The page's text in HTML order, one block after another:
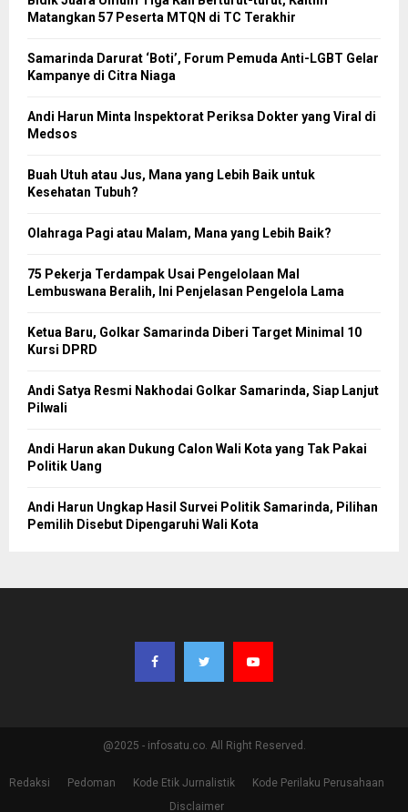
Matangkan 57 Peserta MTQN di TC Terakhir
Samarinda Darurat ‘Boti’, Forum Pemuda Anti-LGBT Gelar
Kampanye di Citra Niaga
Andi Harun Minta Inspektorat Periksa Dokter yang Viral di
Medsos
Buah Utuh atau Jus, Mana yang Lebih Baik untuk
Kesehatan Tubuh?
Olahraga Pagi atau Malam, Mana yang Lebih Baik?
75 Pekerja Terdampak Usai Pengelolaan Mal
Lembuswana Beralih, Ini Penjelasan Pengelola Lama
Ketua Baru, Golkar Samarinda Diberi Target Minimal 10
Kursi DPRD
Andi Satya Resmi Nakhodai Golkar Samarinda, Siap Lanjut
Pilwali
Andi Harun akan Dukung Calon Wali Kota yang Tak Pakai
Politik Uang
Andi Harun Ungkap Hasil Survei Politik Samarinda, Pilihan
Pemilih Disebut Dipengaruhi Wali Kota
@2025 - infosatu.co. All Right Reserved.
Redaksi Pedoman Kode Etik Jurnalistik
Kode Perilaku Perusahaan
Disclaimer